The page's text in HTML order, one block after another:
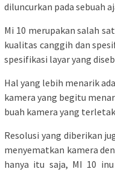
diluncurkan pada sebuah
Mi 10 merupakan salah
kualitas canggih dan
spesifikasi layar yang
Hal yang lebih menarik
kamera yang begitu
buah kamera yang
Resolusi yang diberikan
menyematkan kamera
hanya itu saja, MI 10